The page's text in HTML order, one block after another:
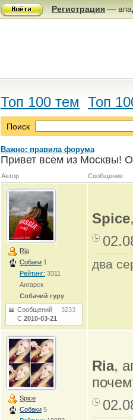
Регистрация —
Топ 100 тем Топ
Поиск
Важно: правила форума
Привет всем из Москвы!
Автор Сообщение
Ria
Собаки 1
Рейтинг: 3311
Ангарск
Собачий гуру
Сообщений 3233
С 2010-03-21
Spice
два
Spice
Собаки 5
Ria,